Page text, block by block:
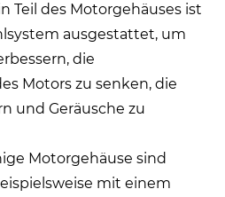
Teil des Motorgehäuses ist
ausgestattet, um
die
Motors zu senken, die
und Geräusche zu
Motorgehäuse sind
mit einem